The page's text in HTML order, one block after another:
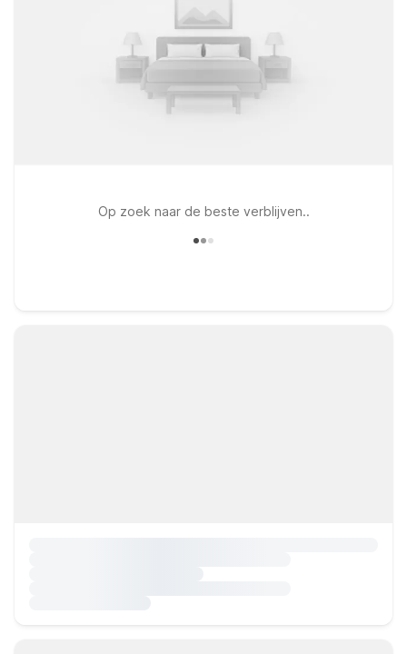
Op zoek naar de beste verblijven..